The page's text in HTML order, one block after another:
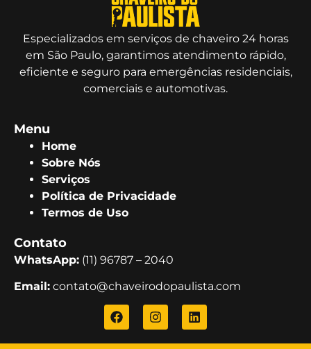
Especializados em serviços de chaveiro 24 horas
em São Paulo, garantimos atendimento rápido,
eficiente e seguro para emergências residenciais,
comerciais e automotivas.
Menu
Home
Sobre Nós
Serviços
Política de Privacidade
Termos de Uso
Contato
WhatsApp: (11) 96787 – 2040
Email: contato@chaveirodopaulista.com